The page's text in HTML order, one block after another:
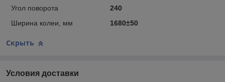
Угол поворота
240
Ширина колеи, мм
1680±50
Скрыть
Условия доставки